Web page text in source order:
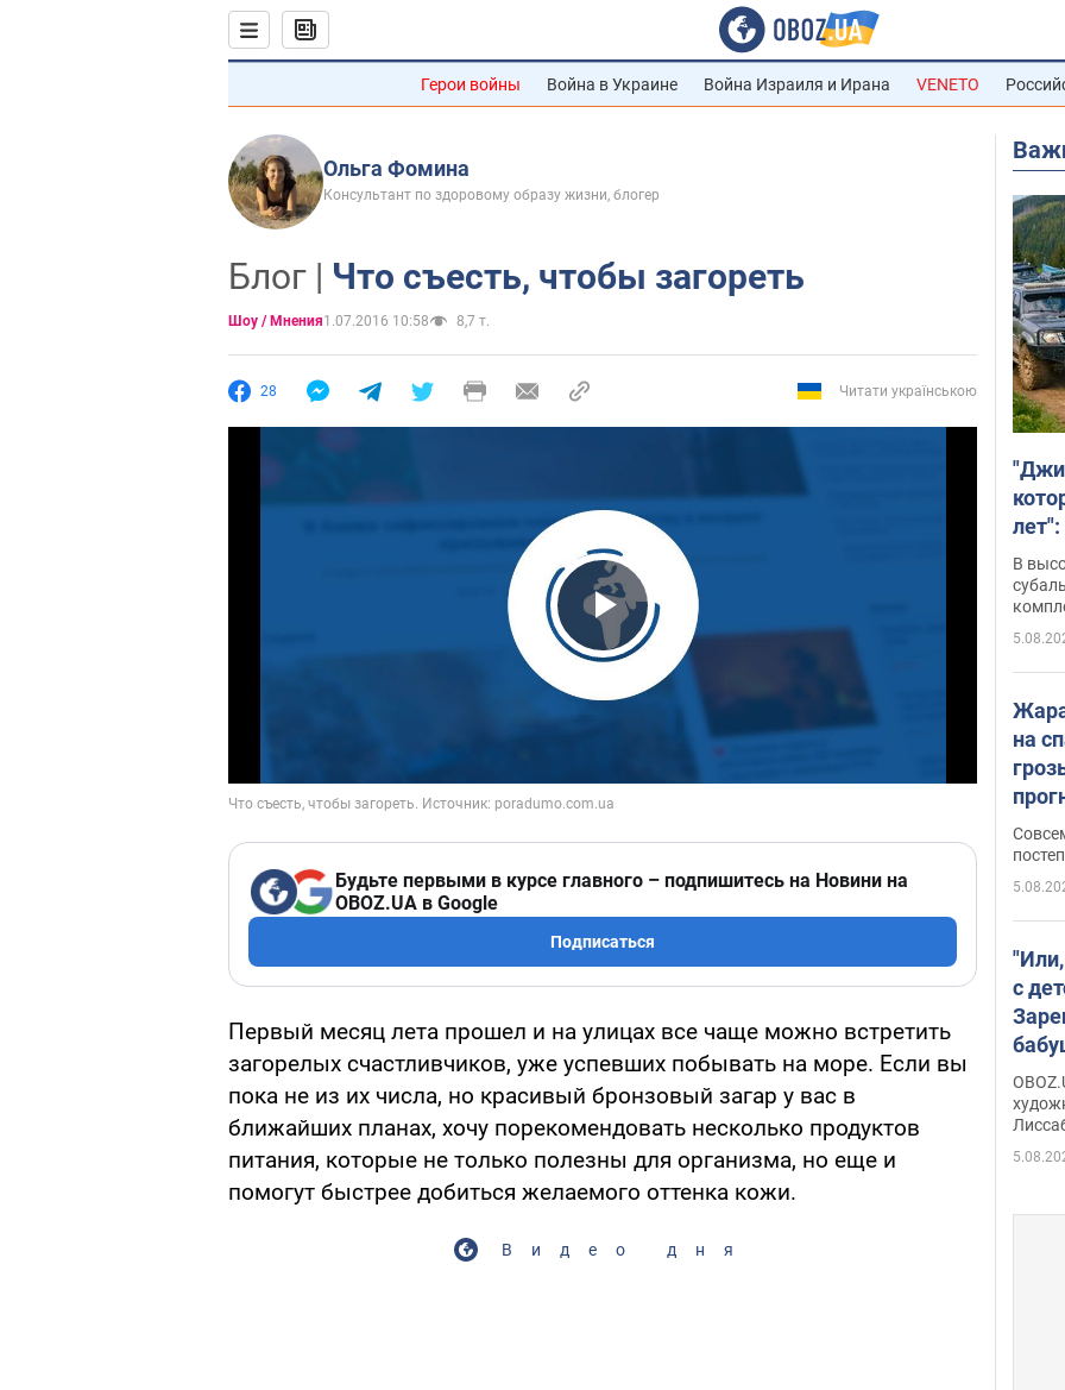
Герои войны Война в Украине Война Израиля и Ирана VENETO
Ольга Фомина
Консультант по здоровому образу жизни, блогер
Блог | Что съесть, чтобы загореть
Шоу / Мнения1.07.2016 10:58 8,7 т.
28 Читати українською
Play Video
Будьте первыми в курсе главного – подпишитесь на Новини на
OBOZ.UA в Google
Подписаться
Первый месяц лета прошел и на улицах все чаще можно встретить
загорелых счастливчиков, уже успевших побывать на море. Если вы
пока не из их числа, но красивый бронзовый загар у вас в
ближайших планах, хочу порекомендовать несколько продуктов
питания, которые не только полезны для организма, но еще и
помогут быстрее добиться желаемого оттенка кожи.
Видео дня
В
на
с
сына